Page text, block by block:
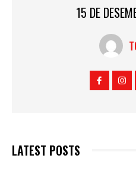
15 DE
LATEST POSTS